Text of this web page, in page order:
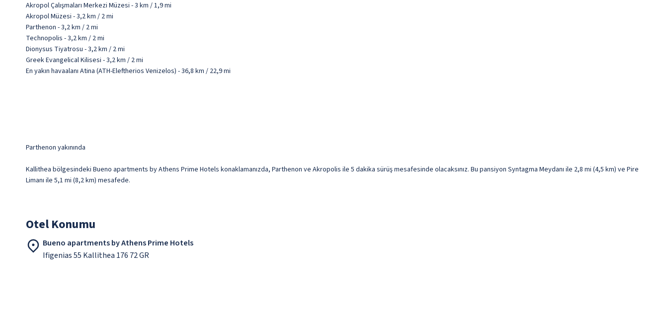
Akropol Çalışmaları Merkezi Müzesi - 3 km / 1,9 mi
Akropol Müzesi - 3,2 km / 2 mi
Parthenon - 3,2 km / 2 mi
Technopolis - 3,2 km / 2 mi
Dionysus Tiyatrosu - 3,2 km / 2 mi
Greek Evangelical Kilisesi - 3,2 km / 2 mi
En yakın havaalanı Atina (ATH-Eleftherios Venizelos) - 36,8 km / 22,9 mi
Parthenon yakınında
Kallithea bölgesindeki Bueno apartments by Athens Prime Hotels konaklamanızda, Parthenon ve Akropolis ile 5 dakika sürüş mesafesinde olacaksınız. Bu pansiyon Syntagma Meydanı ile 2,8 mi (4,5 km) ve Pire
Limanı ile 5,1 mi (8,2 km) mesafede.
Otel Konumu
Bueno apartments by Athens Prime Hotels
Ifigenias 55 Kallithea 176 72 GR